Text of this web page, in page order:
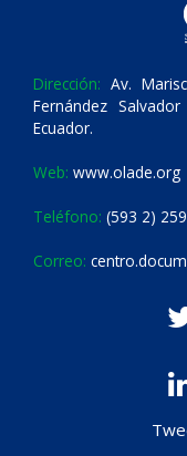
Dirección: Av.
Fernández
Ecuador.
Web: www.olade.org
Teléfono: (593 2)
Correo: